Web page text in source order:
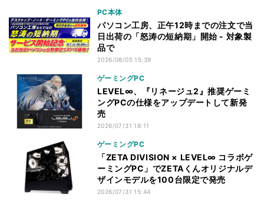
PC本体
パソコン工房、正午12時までの注文で当
日出荷の「怒涛の短納期」開始 - 対象製
品で
2026/08/05 15:39
ゲーミングPC
LEVEL∞、『リネージュ2』推奨ゲーミ
ングPCの仕様をアップデートして新発
売
2026/07/31 18:11
ゲーミングPC
「ZETA DIVISION × LEVEL∞ コラボゲ
ーミングPC」でZETAくんオリジナルデ
ザインモデルを100台限定で発売
2026/07/31 15:44